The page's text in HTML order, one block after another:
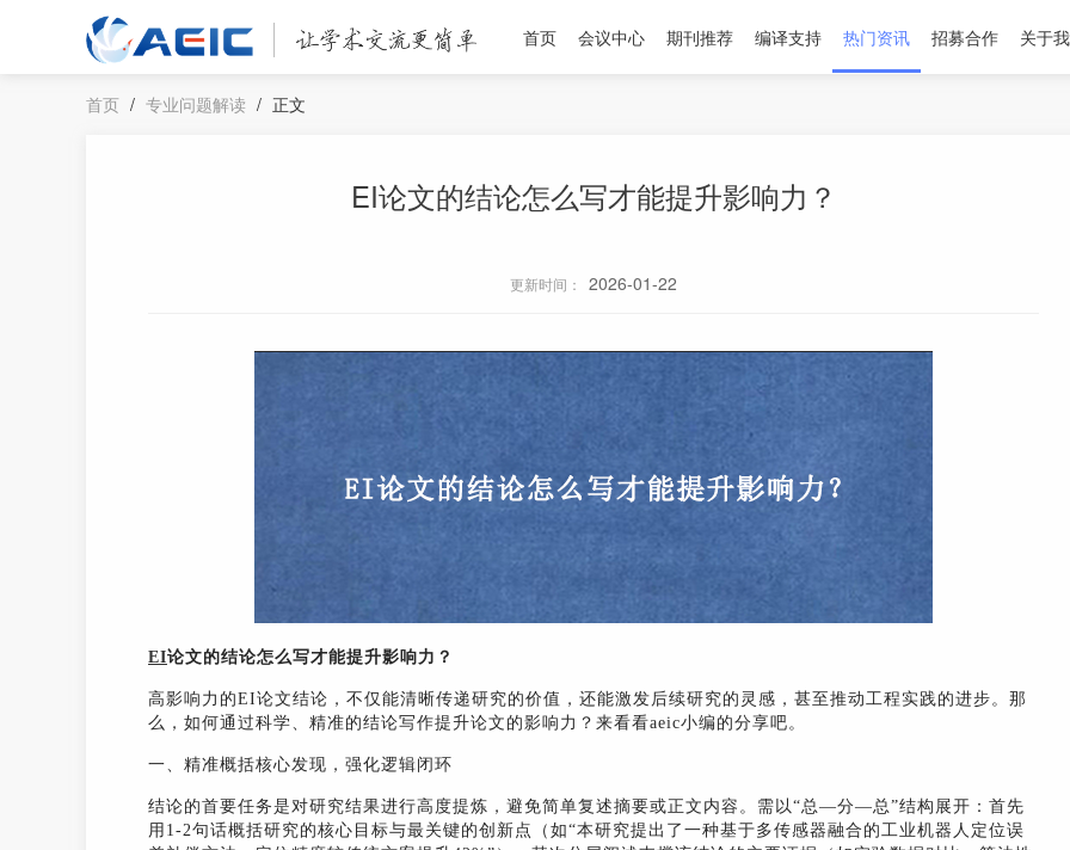
首页 会议中心 期刊推荐 编译支持 热门资讯 招募合作 关于
首页 / 专业问题解读 / 正文
EI论文的结论怎么写才能提升影响力？
更新时间： 2026-01-22
EI论文的结论怎么写才能提升影响力？
高影响力的EI论文结论，不仅能清晰传递研究的价值，还能激发后续研究的灵感，甚至推动工程实践的进步。那
么，如何通过科学、精准的结论写作提升论文的影响力？来看看aeic小编的分享吧。
一、精准概括核心发现，强化逻辑闭环
结论的首要任务是对研究结果进行高度提炼，避免简单复述摘要或正文内容。需以“总—分—总”结构展开：首先
用1-2句话概括研究的核心目标与最关键的创新点（如“本研究提出了一种基于多传感器融合的工业机器人定位误